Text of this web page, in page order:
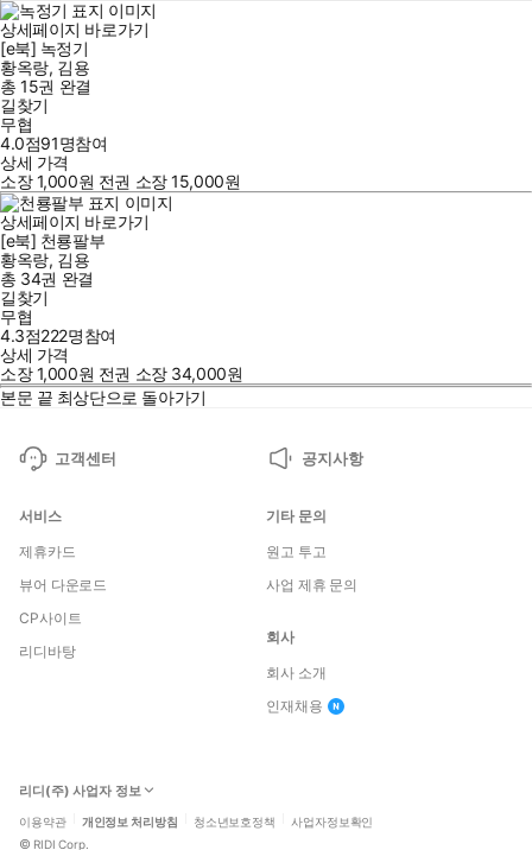
상세페이지 바로가기
[e북] 녹정기
황옥랑, 김용
총 15권 완결
길찾기
무협
4.0점91명참여
상세 가격
소장1,000원 전권 소장15,000원
상세페이지 바로가기
[e북] 천룡팔부
황옥랑, 김용
총 34권 완결
길찾기
무협
4.3점222명참여
상세 가격
소장1,000원 전권 소장 34,000원
본문 끝 최상단으로 돌아가기
고객센터 공지사항
서비스
제휴카드
뷰어 다운로드
CP사이트
리디바탕
기타 문의
원고 투고
사업 제휴 문의
회사
회사 소개
인재채용
리디(주) 사업자 정보
이용약관 개인정보 처리방침 청소년보호정책 사업자정보확인
© RIDI Corp.